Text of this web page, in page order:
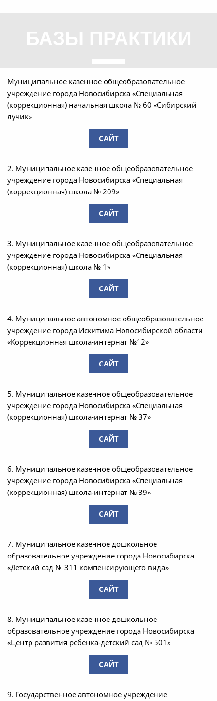
БАЗЫ ПРАКТИКИ
Муниципальное казенное общеобразовательное
учреждение города Новосибирска «Специальная
(коррекционная) начальная школа № 60 «Сибирский
лучик»
САЙТ
2. Муниципальное казенное общеобразовательное
учреждение города Новосибирска «Специальная
(коррекционная) школа № 209»
САЙТ
3. Муниципальное казенное общеобразовательное
учреждение города Новосибирска «Специальная
(коррекционная) школа № 1»
САЙТ
4. Муниципальное автономное общеобразовательное
учреждение города Искитима Новосибирской области
«Коррекционная школа-интернат №12»
САЙТ
5. Муниципальное казенное общеобразовательное
учреждение города Новосибирска «Специальная
(коррекционная) школа-интернат № 37»
САЙТ
6. Муниципальное казенное общеобразовательное
учреждение города Новосибирска «Специальная
(коррекционная) школа-интернат № 39»
САЙТ
7. Муниципальное казенное дошкольное
образовательное учреждение города Новосибирска
«Детский сад № 311 компенсирующего вида»
САЙТ
8. Муниципальное казенное дошкольное
образовательное учреждение города Новосибирска
«Центр развития ребенка-детский сад № 501»
САЙТ
9. Государственное автономное учреждение